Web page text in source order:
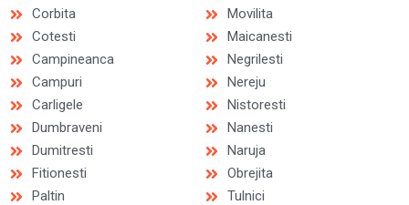
Corbita
Cotesti
Campineanca
Campuri
Carligele
Dumbraveni
Dumitresti
Fitionesti
Movilita
Maicanesti
Negrilesti
Nereju
Nistoresti
Nanesti
Naruja
Obrejita
Paltin
Tulnici